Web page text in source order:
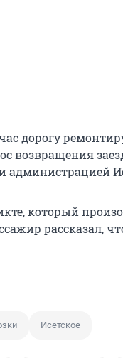
дорогу
возвращения
администрацией
который
рассказал,
Исетское